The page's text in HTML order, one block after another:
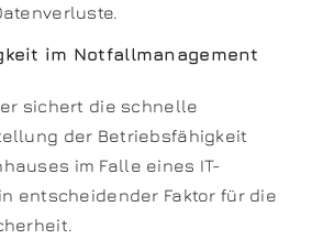
im Notfallmanagement
sichert die schnelle
der Betriebsfähigkeit
im Falle eines IT-
entscheidender Faktor für die